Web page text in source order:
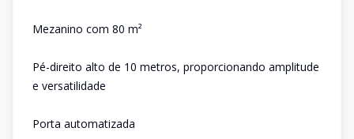
Mezanino com 80 m²
Pé-direito alto de 10 metros, proporcionando amplitude
e versatilidade
Porta automatizada